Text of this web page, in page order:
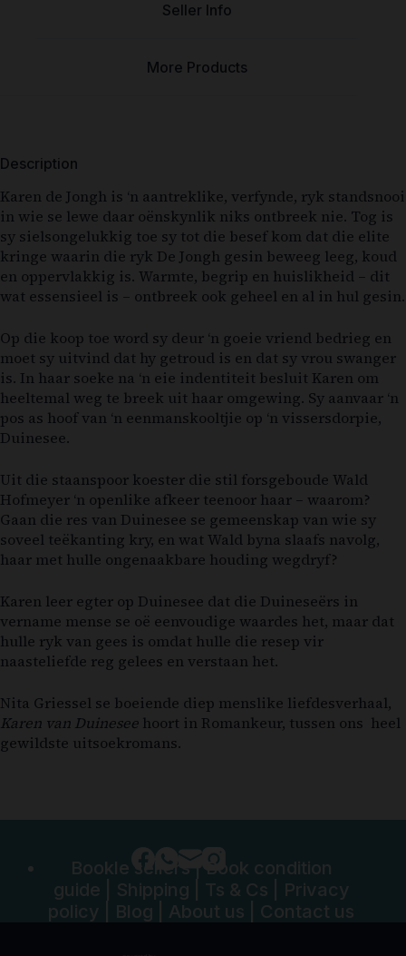
Seller Info
More Products
Description
Karen de Jongh is ‘n aantreklike, verfynde, ryk standsnooi
in wie se lewe daar oënskynlik niks ontbreek nie. Tog is
sy sielsongelukkig toe sy tot die besef kom dat die elite
kringe waarin die ryk De Jongh gesin beweeg leeg, koud
en oppervlakkig is. Warmte, begrip en huislikheid – dit
wat essensieel is – ontbreek ook geheel en al in hul gesin.
Op die koop toe word sy deur ‘n goeie vriend bedrieg en
moet sy uitvind dat hy getroud is en dat sy vrou swanger
is. In haar soeke na ‘n eie indentiteit besluit Karen om
heeltemal weg te breek uit haar omgewing. Sy aanvaar ‘n
pos as hoof van ‘n eenmanskooltjie op ‘n vissersdorpie,
Duinesee.
Uit die staanspoor koester die stil forsgeboude Wald
Hofmeyer ‘n openlike afkeer teenoor haar – waarom?
Gaan die res van Duinesee se gemeenskap van wie sy
soveel teëkanting kry, en wat Wald byna slaafs navolg,
haar met hulle ongenaakbare houding wegdryf?
Karen leer egter op Duinesee dat die Duineseërs in
vername mense se oë eenvoudige waardes het, maar dat
hulle ryk van gees is omdat hulle die resep vir
naasteliefde reg gelees en verstaan het.
Nita Griessel se boeiende diep menslike liefdesverhaal,
Karen van Duinesee hoort in Romankeur, tussen ons heel
gewildste uitsoekromans.
Bookle sellers|Book condition
guide
Shipping Ts & Cs
Privacy
policy
Blog About us Contact us